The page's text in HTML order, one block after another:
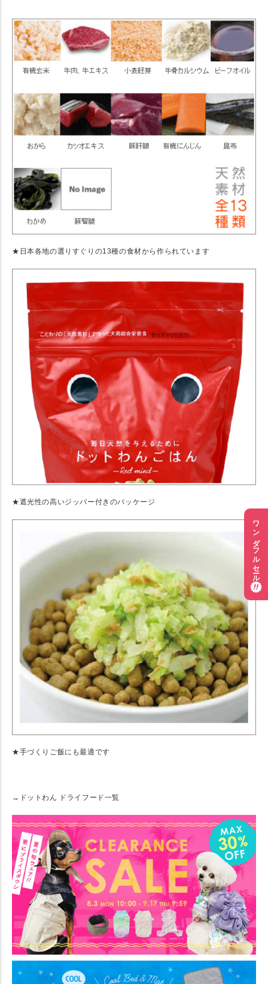
★日本各地の選りすぐりの13種の食材から作られています
★遮光性の高いジッパー付きのパッケージ
★手づくりご飯にも最適です
→ドットわん ドライフード一覧
ワンダフルセール